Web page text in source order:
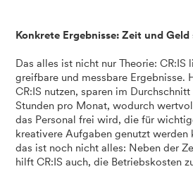
Konkrete Ergebnisse: Zeit und Geld
Das alles ist nicht nur Theorie: CR:IS
greifbare und messbare Ergebnisse.
CR:IS nutzen, sparen im
Stunden pro Monat, wodurch
das Personal frei wird, die für
kreativere Aufgaben genutzt werden
das ist noch nicht alles: Neben der
hilft CR:IS auch, die Betriebskosten